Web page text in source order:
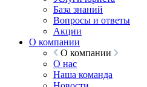
База знаний
Вопросы и ответы
Акции
О компании
О компании
О нас
Наша команда